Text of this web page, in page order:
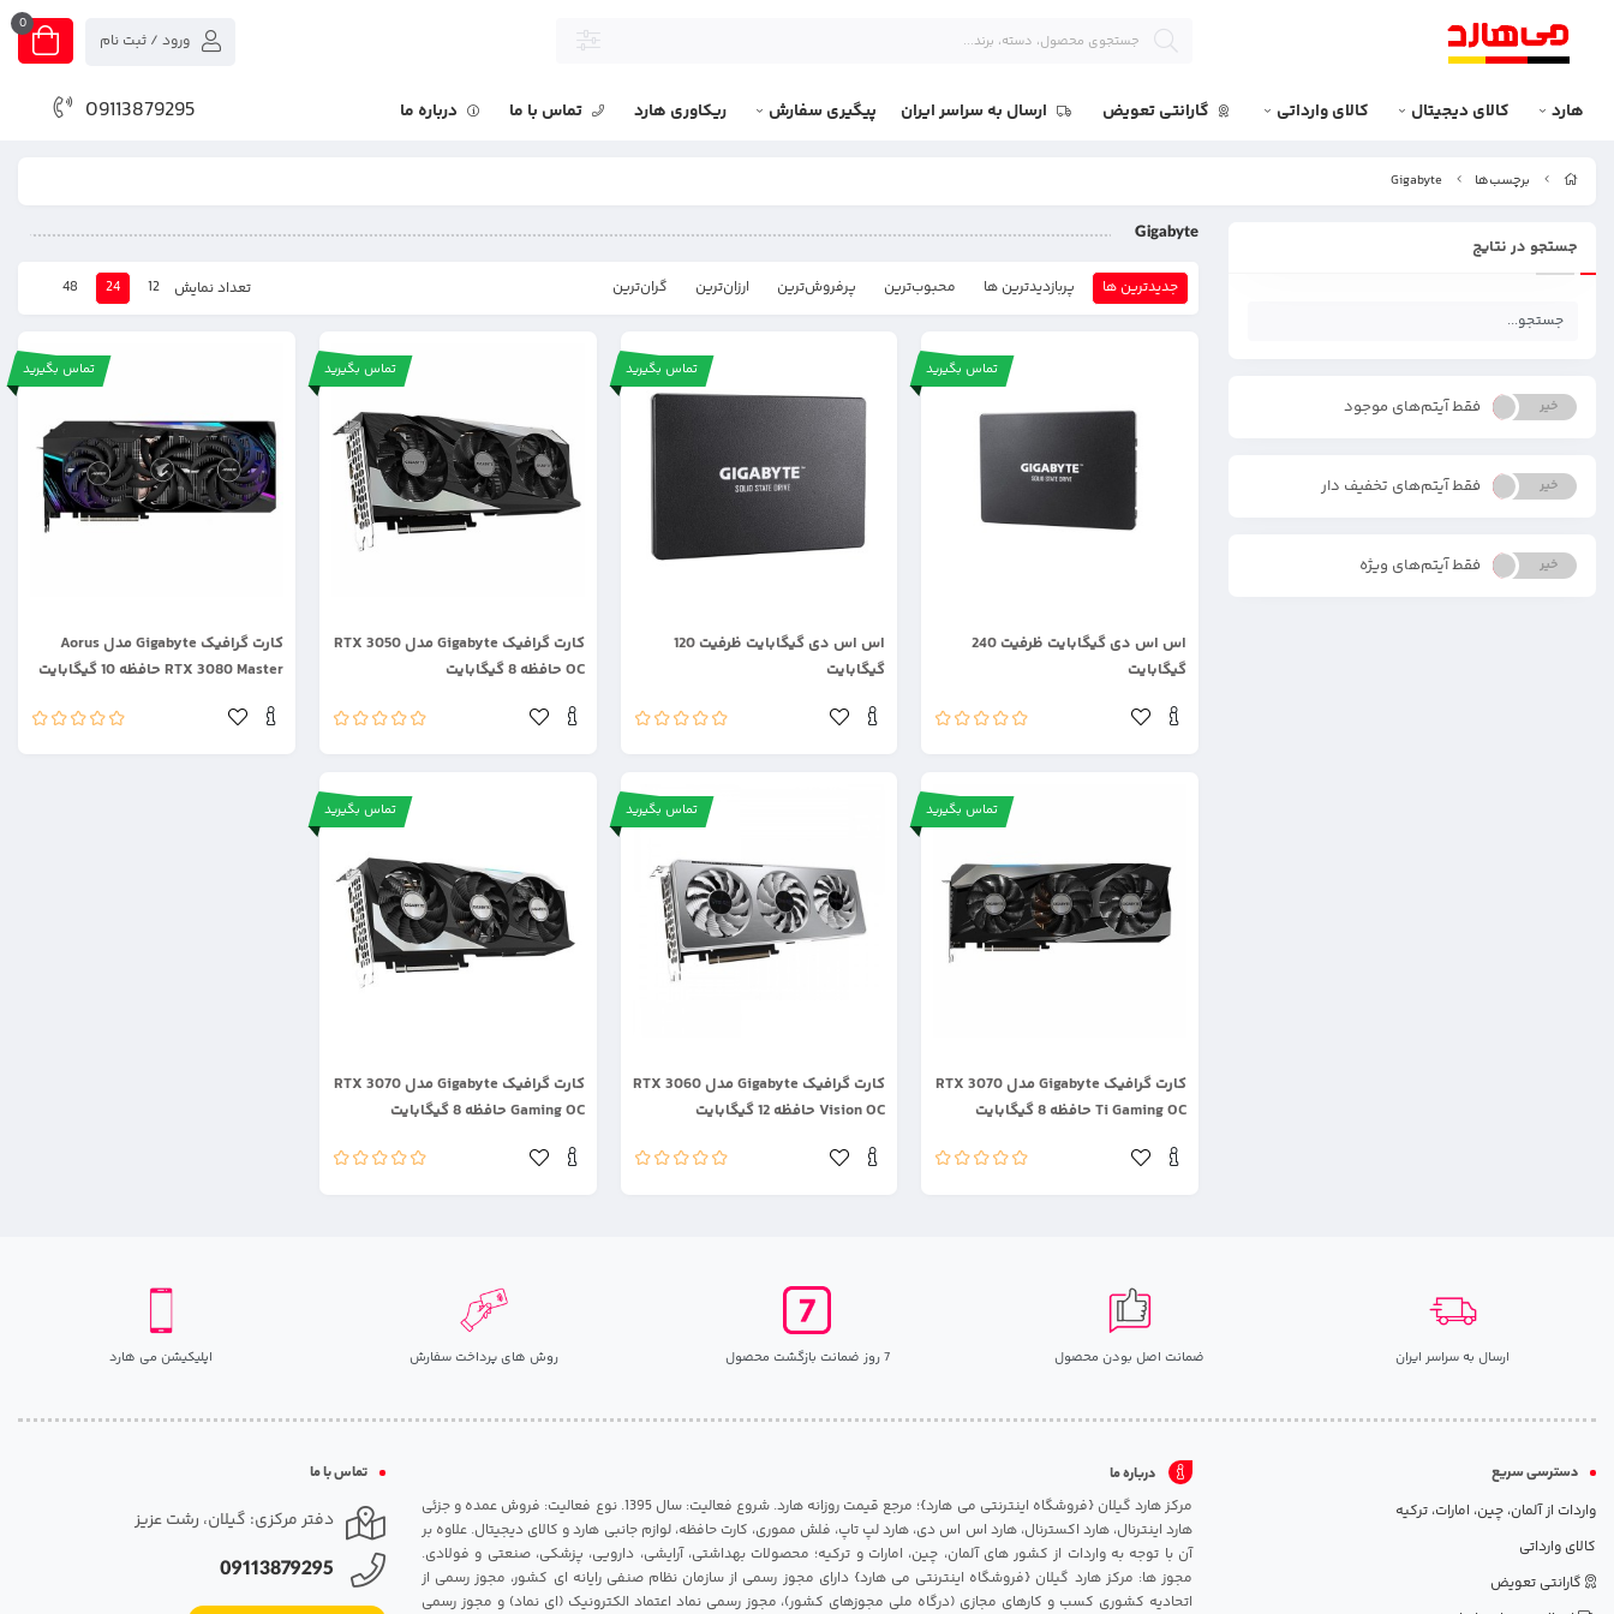
0
ورود / ثبت نام
هارد کالای دیجیتال کالای وارداتی گارانتی تعویض ارسال به سراسر ایران پیگیری سفارش ریکاوری هارد تماس با ما درباره ما 09113879295
برچسب‌ها Gigabyte
جستجو در نتایج
بله خیر فقط آیتم‌های موجود
بله خیر فقط آیتم‌های تخفیف دار
بله خیر فقط آیتم‌های ویژه
Gigabyte
جدیدترین ها پربازدیدترین ها محبوب‌‌ترین پرفروش‌ترین ارزان‌ترین گران‌ترین تعداد نمایش 12
24
48
تماس بگیرید
اس اس دی گیگابایت ظرفیت 240
گیگابایت
تماس بگیرید
اس اس دی گیگابایت ظرفیت 120
گیگابایت
تماس بگیرید
کارت گرافیک Gigabyte مدل RTX 3050
OC حافظه 8 گیگابایت
تماس بگیرید
کارت گرافیک Gigabyte مدل Aorus
RTX 3080 Master حافظه 10 گیگابایت
تماس بگیرید
کارت گرافیک Gigabyte مدل RTX 3070
Ti Gaming OC حافظه 8 گیگابایت
تماس بگیرید
کارت گرافیک Gigabyte مدل RTX 3060
Vision OC حافظه 12 گیگابایت
تماس بگیرید
کارت گرافیک Gigabyte مدل RTX 3070
Gaming OC حافظه 8 گیگابایت
ارسال به سراسر ایران ضمانت اصل بودن محصول 7 روز ضمانت بازگشت محصول روش های پرداخت سفارش اپلیکیشن می هارد
دسترسی سریع
واردات از آلمان، چین، امارات، ترکیه
کالای وارداتی
گارانتی تعویض
درباره ما
مرکز هارد گیلان {فروشگاه اینترنتی می هارد}؛ مرجع قیمت روزانه هارد. شروع فعالیت: سال 1395. نوع فعالیت: فروش عمده و جزئی
هارد اینترنال، هارد اکسترنال، هارد اس اس دی، هارد لپ تاپ، فلش مموری، کارت حافظه، لوازم جانبی هارد و کالای دیجیتال. علاوه بر
آن با توجه به واردات از کشور های آلمان، چین، امارات و ترکیه؛ محصولات بهداشتی، آرایشی، دارویی، پزشکی، صنعتی و فولادی.
مجوز ها: مرکز هارد گیلان {فروشگاه اینترنتی می هارد} دارای مجوز رسمی از سازمان نظام صنفی رایانه ای کشور، مجوز رسمی از
اتحادیه کشوری کسب و کارهای مجازی (درگاه ملی مجوزهای کشور)، مجوز رسمی نماد اعتماد الکترونیک (ای نماد) و مجوز رسمی
تماس با ما
دفتر مرکزی: گیلان، رشت عزیز
09113879295